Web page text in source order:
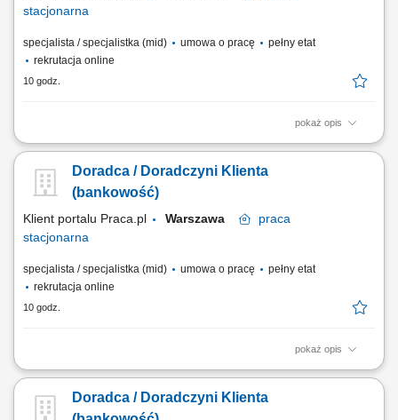
stacjonarna
specjalista / specjalistka (mid) umowa o pracę
pełny etat
rekrutacja online
10 godz.
pokaż opis
obsługa klientów; utrzymywanie dobrych relacji z klientami; realizacja
firm;
Doradca / Doradczyni Klienta
(bankowość)
Klient portalu Praca.pl Warszawa
praca
stacjonarna
specjalista / specjalistka (mid) umowa o pracę
pełny etat
rekrutacja online
10 godz.
pokaż opis
obsługa klientów; utrzymywanie dobrych relacji z klientami; realizacja
firm;
Doradca / Doradczyni Klienta